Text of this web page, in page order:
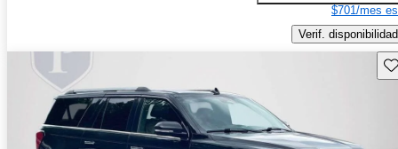
$701/mes
Verif. disponibilidad